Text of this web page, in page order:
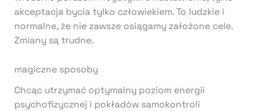
akceptacja bycia tylko człowiekiem. To ludzkie i
normalne, że nie zawsze osiągamy założone cele.
Zmiany są trudne.
magiczne sposoby
Chcąc utrzymać optymalny poziom energii
psychofizycznej i pokładów samokontroli